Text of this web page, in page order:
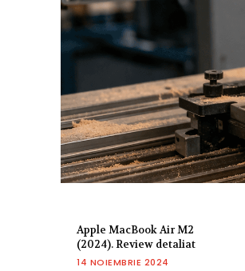
Apple MacBook Air M2
(2024). Review detaliat
14 NOIEMBRIE 2024